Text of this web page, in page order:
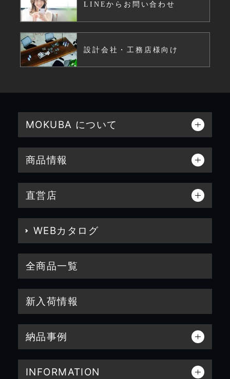
LINEからお問い合わせ
設計会社・工務店様向け
MOKUBA について
商品情報
直営店
WEBカタログ
全商品一覧
新入荷情報
納品事例
INFORMATION